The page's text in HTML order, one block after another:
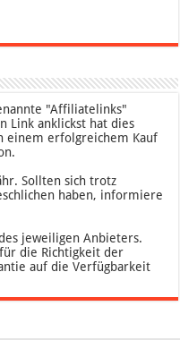
"Affiliatelinks"
Link anklickst hat dies
einem erfolgreichem Kauf
Sollten sich trotz
haben, informiere
jeweiligen Anbieters.
die Richtigkeit der
auf die Verfügbarkeit